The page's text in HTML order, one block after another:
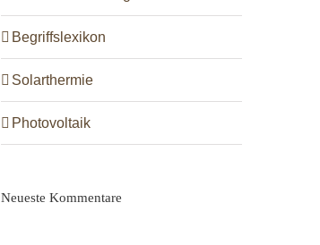
Begriffslexikon
Solarthermie
Photovoltaik
Neueste Kommentare